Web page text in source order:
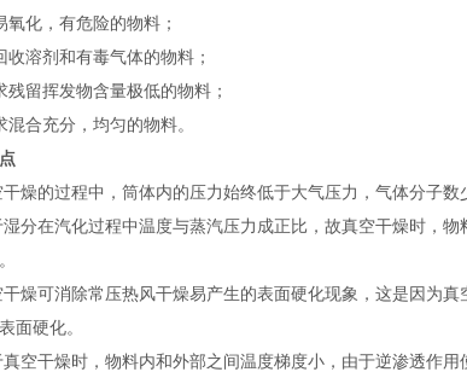
氧化，有危险的物料；
收溶剂和有毒气体的物料；
残留挥发物含量极低的物料；
混合充分，均匀的物料。
燥的过程中，筒体内的压力始终低于大气压力，气体分子
分在汽化过程中温度与蒸汽压力成正比，故真空干燥时，
燥可消除常压热风干燥易产生的表面硬化现象，这是因为
面硬化。
空干燥时，物料内和外部之间温度梯度小，由于逆渗透作